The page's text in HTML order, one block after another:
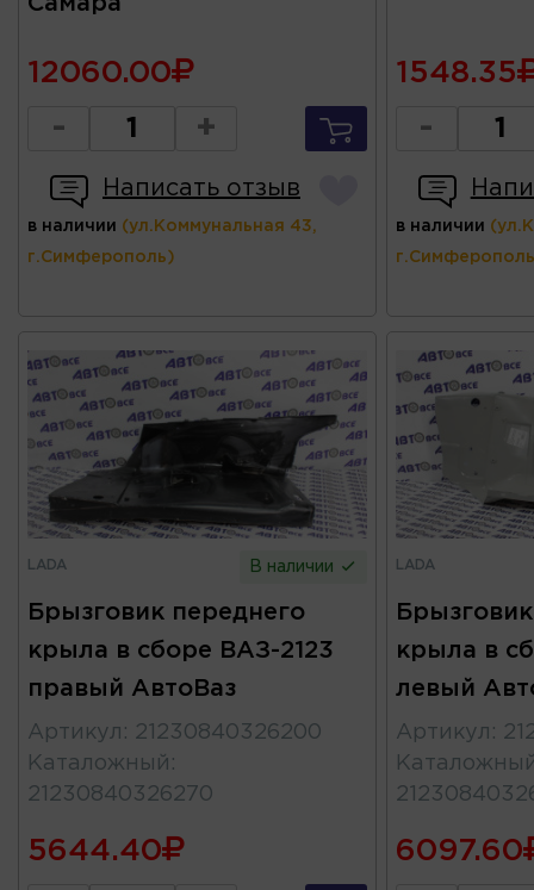
12060.00
- +
Написать отзыв
в наличии (ул.Коммунальная 43,
г.Симферополь)
1548.35
-
в наличии
LADA В наличии
Брызговик переднего
крыла в сборе ВАЗ-2123
правый АвтоВаз
Артикул : 21230840326200
Каталожный :
21230840326270
5644.40
LADA
крыла в
левый
Артикул :
6097.60